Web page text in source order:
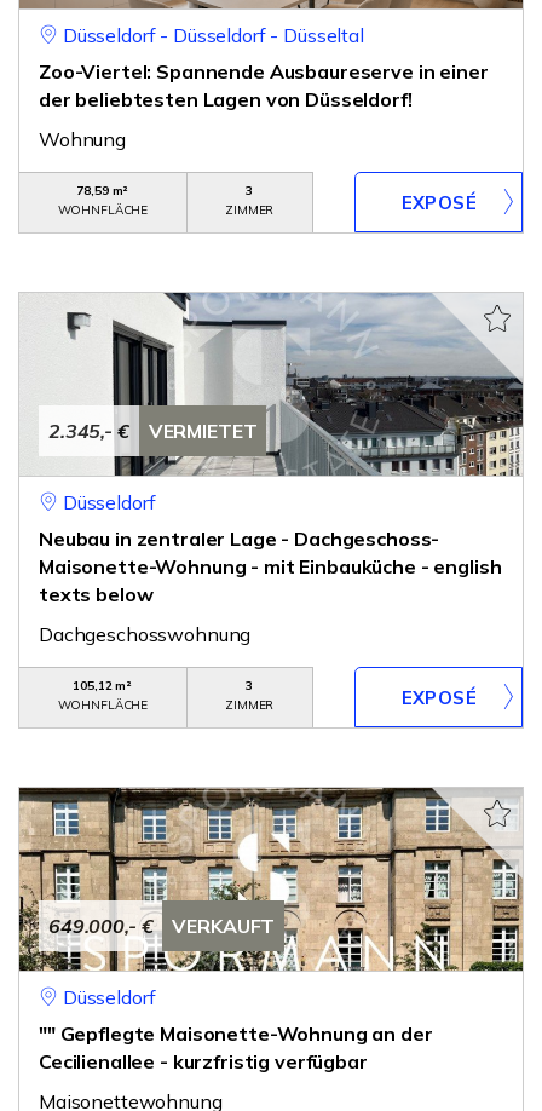
Düsseldorf - Düsseldorf - Düsseltal
Zoo-Viertel: Spannende Ausbaureserve in einer
der beliebtesten Lagen von Düsseldorf!
Wohnung
78,59 m²
WOHNFLÄCHE
3
ZIMMER
2.345,- € VERMIETET
Düsseldorf
Neubau in zentraler Lage - Dachgeschoss-
Maisonette-Wohnung - mit Einbauküche - english
texts below
Dachgeschosswohnung
105,12 m²
WOHNFLÄCHE
3
ZIMMER
649.000,- € VERKAUFT
Düsseldorf
"" Gepflegte Maisonette-Wohnung an der
Cecilienallee - kurzfristig verfügbar
Maisonettewohnung